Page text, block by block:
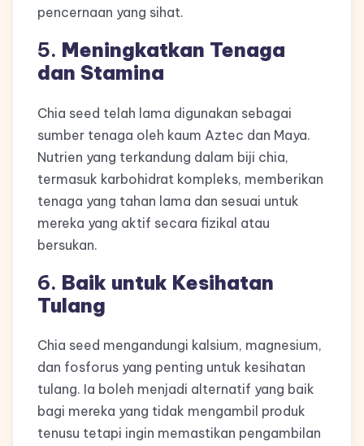
pencernaan yang sihat.
5. Meningkatkan Tenaga
dan Stamina
Chia seed telah lama digunakan sebagai
sumber tenaga oleh kaum Aztec dan Maya.
Nutrien yang terkandung dalam biji chia,
termasuk karbohidrat kompleks, memberikan
tenaga yang tahan lama dan sesuai untuk
mereka yang aktif secara fizikal atau
bersukan.
6. Baik untuk Kesihatan
Tulang
Chia seed mengandungi kalsium, magnesium,
dan fosforus yang penting untuk kesihatan
tulang. Ia boleh menjadi alternatif yang baik
bagi mereka yang tidak mengambil produk
tenusu tetapi ingin memastikan pengambilan